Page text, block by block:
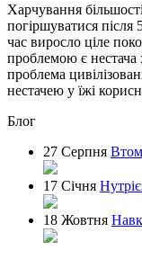
Харчування
погіршуватися
час виросло ціле
проблемою є нестача
проблема
нестачею у їжі
Блог
27 Серпня
17 Січня
18 Жовтня